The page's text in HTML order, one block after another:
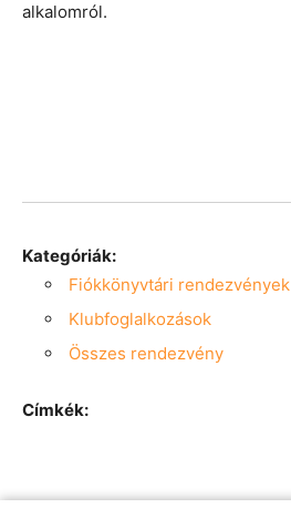
alkalomról.
Kategóriák:
Fiókkönyvtári rendezvények
Klubfoglalkozások
Összes rendezvény
Címkék: